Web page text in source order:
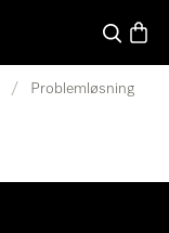
Søk
/ Problemløsning